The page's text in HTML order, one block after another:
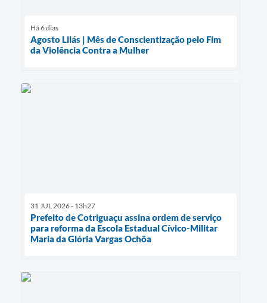
Há 6 dias
Agosto Lilás | Mês de Conscientização pelo Fim
da Violência Contra a Mulher
31 JUL 2026 - 13h27
Prefeito de Cotriguaçu assina ordem de serviço
para reforma da Escola Estadual Cívico-Militar
Maria da Glória Vargas Ochôa